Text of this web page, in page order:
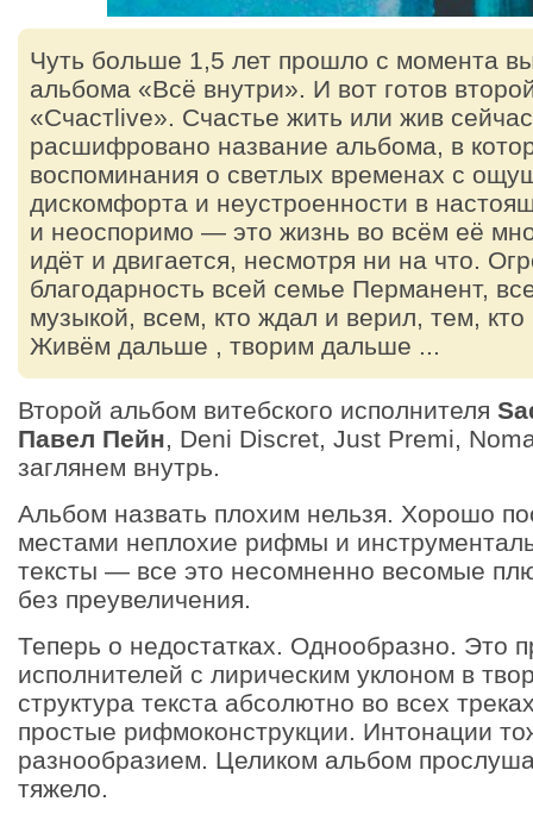
Чуть больше 1,5 лет прошло с момента
альбома «Всё внутри». И вот готов
«Счастlive». Счастье жить или жив
расшифровано название альбома, в
воспоминания о светлых временах с
дискомфорта и неустроенности в
и неоспоримо — это жизнь во всём её
идёт и двигается, несмотря ни на что.
благодарность всей семье Перманент,
музыкой, всем, кто ждал и верил, тем,
Живём дальше , творим дальше ...
Второй альбом витебского исполнителя
Павел Пейн, Deni Discret, Just Premi,
заглянем внутрь.
Альбом назвать плохим нельзя. Хорошо
местами неплохие рифмы и
тексты — все это несомненно весомые
без преувеличения.
Теперь о недостатках. Однообразно. Это
исполнителей с лирическим уклоном в
структура текста абсолютно во всех
простые рифмоконструкции. Интонации
разнообразием. Целиком альбом
тяжело.